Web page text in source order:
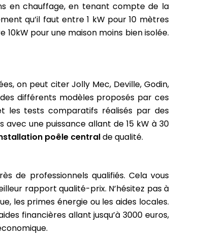
en chauffage, en tenant compte de la
qu’il faut entre 1 kW pour 10 mètres
10kW pour une maison moins bien isolée.
on peut citer Jolly Mec, Deville, Godin,
différents modèles proposés par ces
les tests comparatifs réalisés par des
une puissance allant de 15 kW à 30
poêle centralde qualité.
de professionnels qualifiés. Cela vous
rapport qualité-prix. N’hésitez pas à
les primes énergie ou les aides locales.
financières allant jusqu’à 3000 euros,